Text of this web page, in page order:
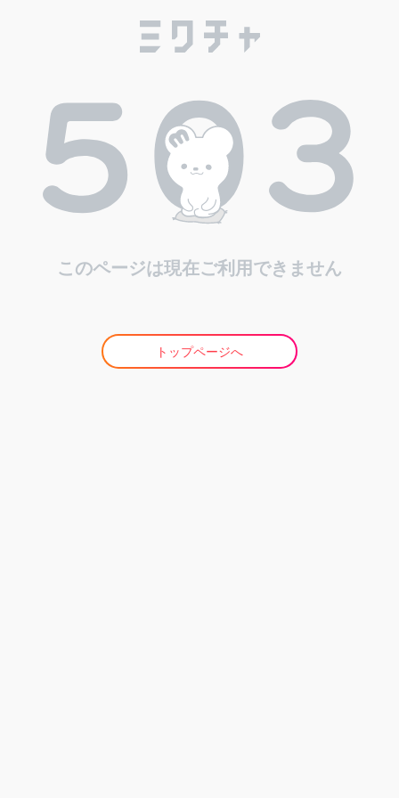
このページは現在ご利用できません